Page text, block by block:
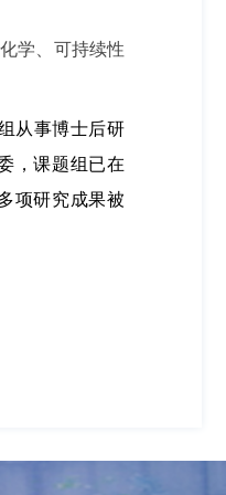
学、可持续性
从事博士后研
，课题组已在
项研究成果被